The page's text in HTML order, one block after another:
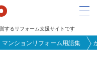
するリフォーム支援サイトです
マンションリフォーム用語集